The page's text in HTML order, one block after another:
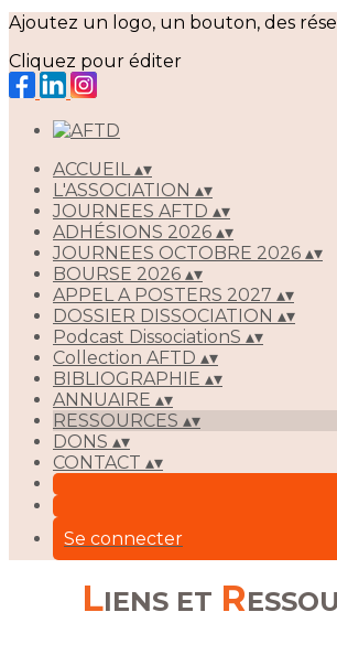
Ajoutez un logo, un bouton, des
Cliquez pour éditer
ACCUEIL▴▾
L'ASSOCIATION ▴▾
JOURNEES AFTD ▴▾
ADHÉSIONS 2026 ▴▾
JOURNEES OCTOBRE 2026 ▴▾
BOURSE 2026 ▴▾
APPEL A POSTERS 2027 ▴▾
DOSSIER DISSOCIATION ▴▾
Podcast DissociationS ▴▾
Collection AFTD ▴▾
BIBLIOGRAPHIE ▴▾
ANNUAIRE ▴▾
RESSOURCES ▴▾
DONS ▴▾
CONTACT ▴▾
Se connecter
LIENS ET R